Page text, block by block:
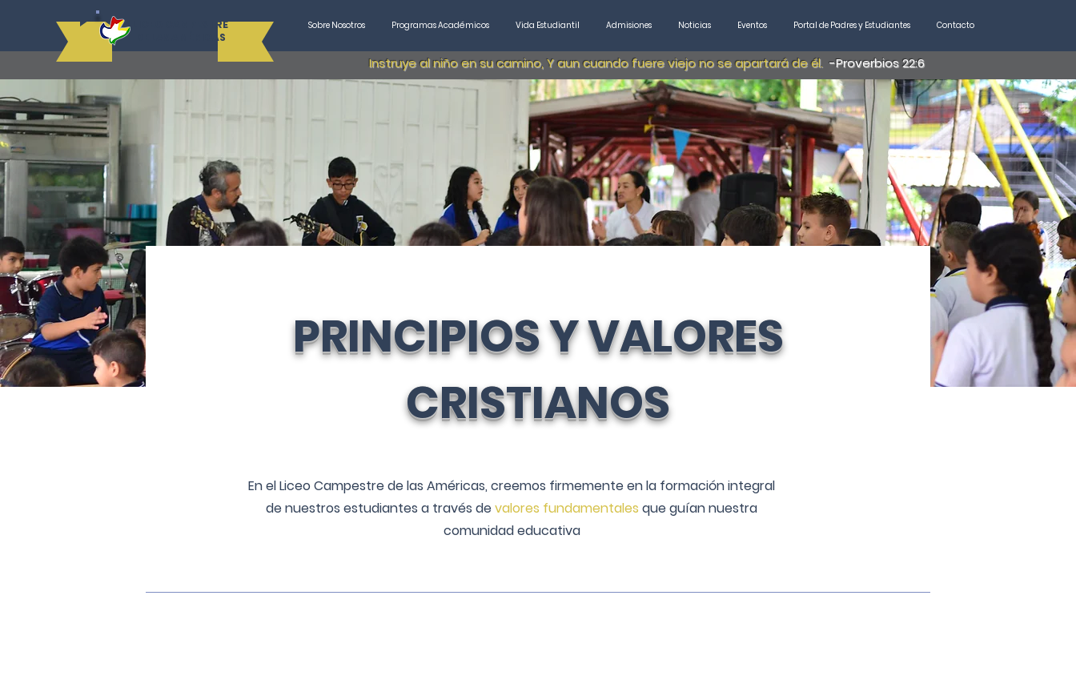
Instruye al niño en su camino, Y aun cuando fuere viejo no se apartará de él.-Proverbios 22:6
LICEO CAMPESTRE
DE LAS AMÉRICAS
Sobre Nosotros Programas Académicos Vida Estudiantil Admisiones Noticias Eventos Portal de Padres y Estudiantes Contacto
PRINCIPIOS Y VALORES
CRISTIANOS
En el Liceo Campestre de las Américas, creemos firmemente en la formación integral
de nuestros estudiantes a través devalores fundamentales que guían nuestra
comunidad educativa